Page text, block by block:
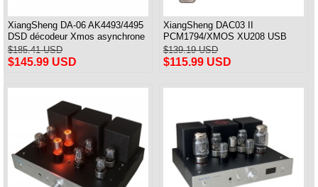
XiangSheng DA-06 AK4493/4495
DSD décodeur Xmos asynchrone
ampli HiFi avec télécommande
$185.41 USD
$145.99 USD
XiangSheng DAC03 II
PCM1794/XMOS XU208 USB
Tube DAC HIFI 24bits/192khz
Décodeur Bluetooth
$139.19 USD
$115.99 USD